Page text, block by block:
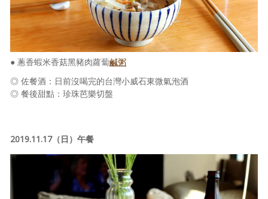
● 蔥香蝦米香菇黑豬肉蘿蔔鹹粥
◎ 佐餐酒：日前沒喝完的台灣小威石東微氣泡酒
◎ 餐後甜點：珍珠芭樂切盤
2019.11.17（日）午餐